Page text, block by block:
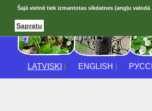
LATVISKI ENGLISH
Šajā vietnē tiek izmantotas sīkdatnes (angļu
Sapratu